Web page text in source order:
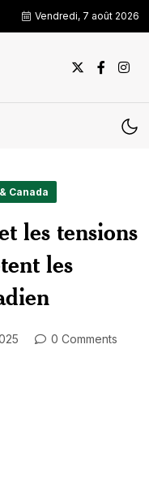
Vendredi, 7 août 2026
Canada
les tensions
les
0 Comments